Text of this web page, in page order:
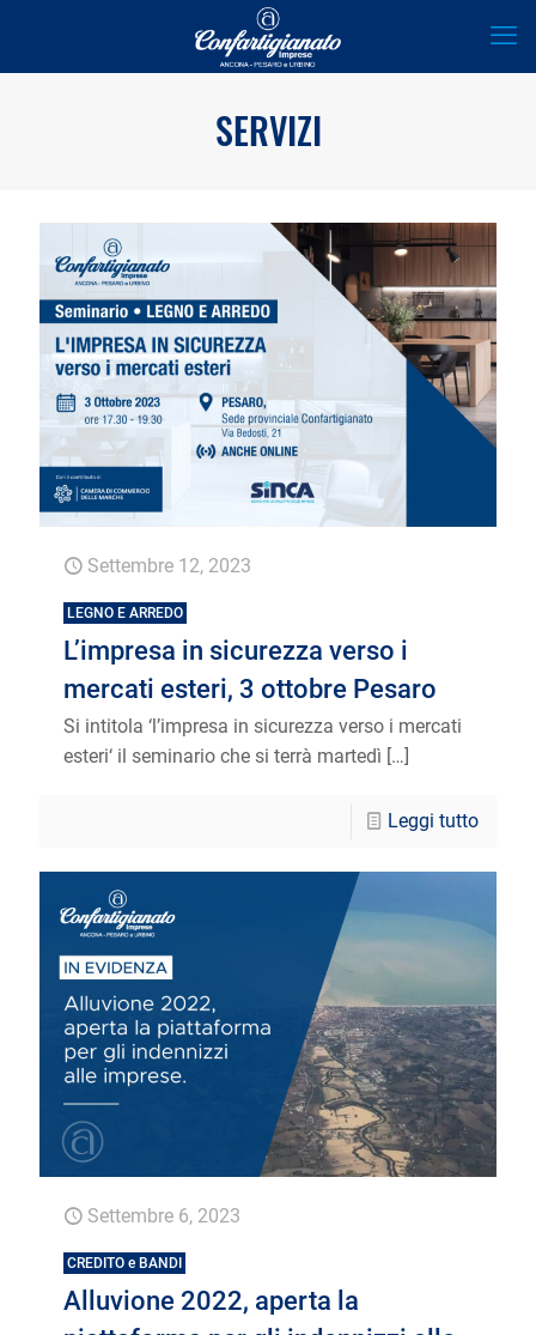
SERVIZI
Settembre 12, 2023
LEGNO E ARREDO
L’impresa in sicurezza verso i
mercati esteri, 3 ottobre Pesaro
Si intitola ‘l’impresa in sicurezza verso i mercati
esteri‘ il seminario che si terrà martedì […]
Leggi tutto
Settembre 6, 2023
CREDITO e BANDI
Alluvione 2022, aperta la